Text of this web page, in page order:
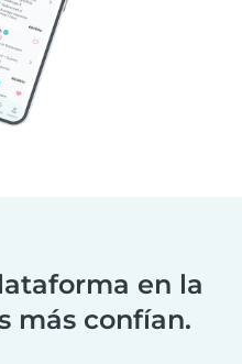
en la
más confían.